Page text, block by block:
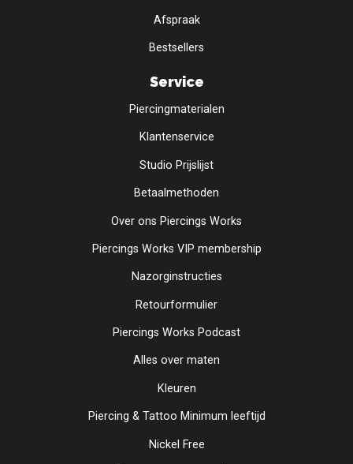
Afspraak
Bestsellers
Service
Piercingmaterialen
Klantenservice
Studio Prijslijst
Betaalmethoden
Over ons Piercings Works
Piercings Works VIP membership
Nazorginstructies
Retourformulier
Piercings Works Podcast
Alles over maten
Kleuren
Piercing & Tattoo Minimum leeftijd
Nickel Free